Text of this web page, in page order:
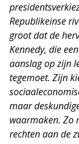
Republikeinse
groot dat de
Kennedy, die
aanslag op zijn
tegemoet. Zijn
maar
waarmaken. Zo
rechten aan de